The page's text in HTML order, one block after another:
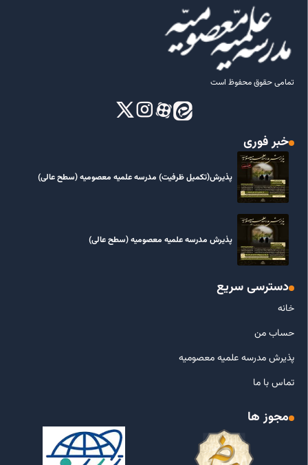
تمامی حقوق محفوظ است
خبر فوری
پذیرش(تکمیل ظرفیت) مدرسه علمیه معصومیه‌ (سطح عالی)
پذیرش مدرسه علمیه معصومیه‌ (سطح عالی)
دسترسی سریع
خانه
حساب من
پذیرش مدرسه علمیه معصومیه
تماس با ما
مجوز ها